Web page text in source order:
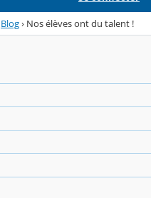
Blog› Nos élèves ont du talent !